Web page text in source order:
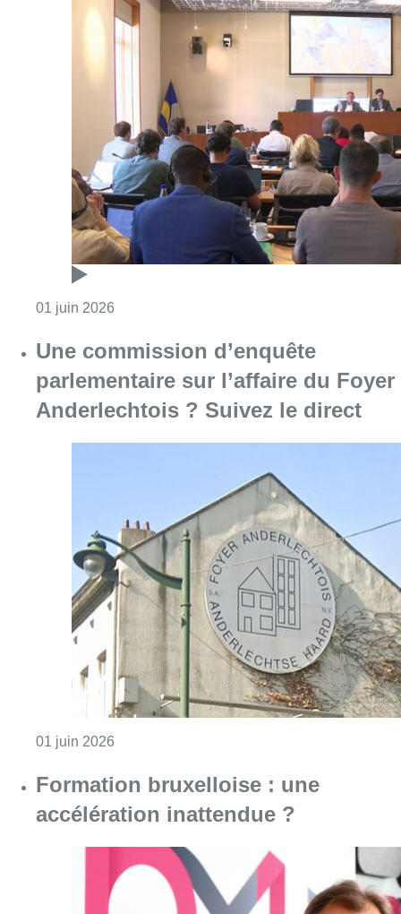
Consulter l'article "Foyer anderlechtois :
Une commission d’enquête
parlementaire sur l’affaire du Foyer
Anderlechtois ? Suivez le direct
Consulter l'article "Une commission
Formation bruxelloise : une
accélération inattendue ?